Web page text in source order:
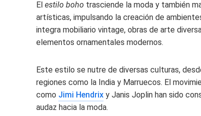
El estilo boho trasciende la moda y también
artísticas, impulsando la creación de
integra mobiliario vintage, obras de arte
elementos ornamentales modernos.
Este estilo se nutre de diversas culturas,
regiones como la India y Marruecos. El
como Jimi Hendrix y Janis Joplin han sido
audaz hacia la moda.